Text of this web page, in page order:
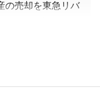
の売却を東急リバ
にありがとうござ
今後の改善に向け